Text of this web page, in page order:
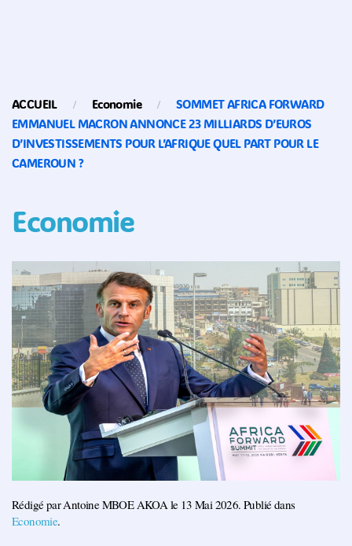
ACCUEIL Economie
SOMMET AFRICA FORWARD
EMMANUEL MACRON ANNONCE 23 MILLIARDS D’EUROS
D’INVESTISSEMENTS POUR L’AFRIQUE QUEL PART POUR LE
CAMEROUN ?
Economie
Rédigé par Antoine MBOE AKOA le 13 Mai 2026. Publié dans
Economie.